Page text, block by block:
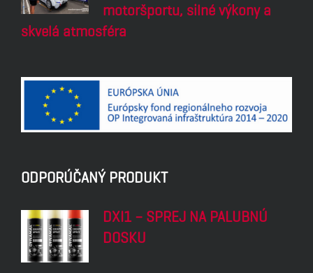
motoršportu, silné výkony a
skvelá atmosféra
ODPORÚČANÝ PRODUKT
DXI1 – SPREJ NA PALUBNÚ
DOSKU